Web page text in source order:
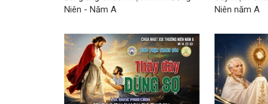
Niên - Năm A
Niên năm A